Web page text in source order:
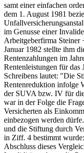
samt einer einfachen
dem 1. August 1981
im Genusse einer
Arbeitgeberfirma Steiner
Januar 1982 stellte ihm
Rentenzahlungen im
Rentenleistungen für das
Schreibens lautet: "Die
Rentenreduktion infolge
der SUVA bzw. IV für
war in der Folge die
Versicherten als
einbezogen werden
und die Stiftung durch
in Ziff. 4 bestimmt
Abschluss dieses